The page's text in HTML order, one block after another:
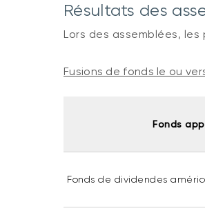
Résultats des
Lors des assemblées,
Fusions de fonds le ou
Fonds
Fonds de dividendes